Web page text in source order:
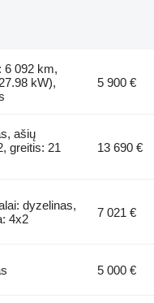
6 092 km,
kW),
5 900 €
ašių
greitis: 21
13 690 €
dyzelinas,
4x2
7 021 €
5 000 €